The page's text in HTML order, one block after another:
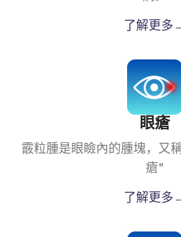
了解更多
眼瘡
霰粒腫是眼瞼內的腫塊，又
瘡"
了解更多